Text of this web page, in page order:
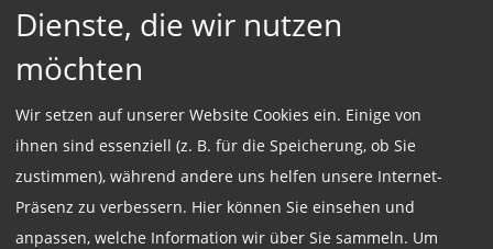
Einsatzort:
Beschäftigungsart:
Vollzeit
Dienste, die wir nutzen
möchten
Wir setzen auf unserer Website Cookies ein. Einige von
ihnen sind essenziell (z. B. für die Speicherung, ob Sie
zustimmen), während andere uns helfen unsere Internet-
Präsenz zu verbessern. Hier können Sie einsehen und
anpassen, welche Information wir über Sie sammeln. Um